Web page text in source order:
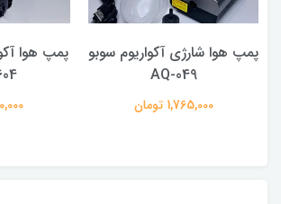
پمپ هوا شارژی آکواریوم سوبو
AQ-049
1,765,000 تومان